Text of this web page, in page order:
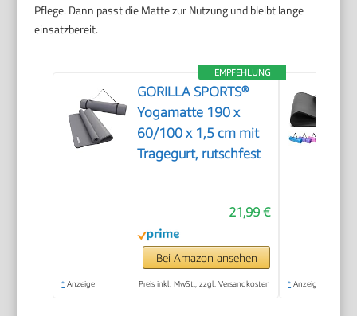
Pflege. Dann passt die Matte zur Nutzung und bleibt lange
einsatzbereit.
EMPFEHLUNG
GORILLA SPORTS®
Yogamatte 190 x
60/100 x 1,5 cm mit
Tragegurt, rutschfest
21,99 €
Bei Amazon ansehen
* Anzeige Preis inkl. MwSt., zzgl. Versandkosten * Anzeige